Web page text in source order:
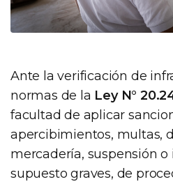
Ante la verificación de
normas de la Ley N°
facultad de aplicar
apercibimientos, multas,
mercadería, suspensión
supuesto graves, de